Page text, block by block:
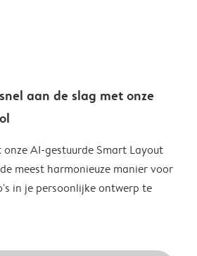
aan de slag met onze
AI-gestuurde Smart Layout
meest harmonieuze manier voor
in je persoonlijke ontwerp te